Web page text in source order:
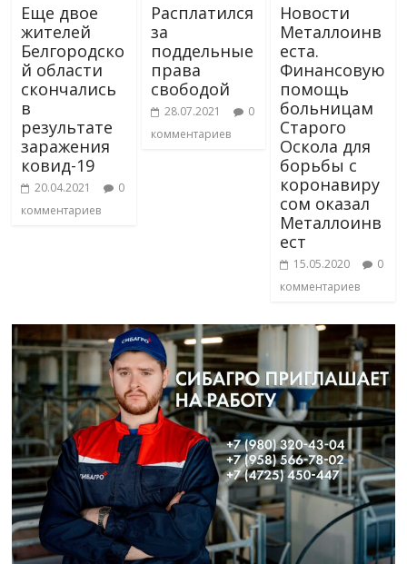
Еще двое
жителей
Белгородско
й области
скончались
в
результате
заражения
ковид-19
20.04.2021
0
комментариев
Расплатился
за
поддельные
права
свободой
28.07.2021
0
комментариев
Новости
Металлоинв
еста.
Финансовую
помощь
больницам
Старого
Оскола для
борьбы с
коронавиру
сом оказал
Металлоинв
ест
15.05.2020
0
комментариев